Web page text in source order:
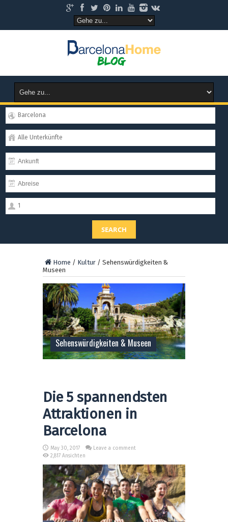
Barcelona
Alle Unterkünfte
1
SEARCH
Home / Kultur / Sehenswürdigkeiten &
Museen
Sehenswürdigkeiten & Museen
Die 5 spannendsten
Attraktionen in
Barcelona
May 30, 2017
Leave a comment
2,817 Ansichten